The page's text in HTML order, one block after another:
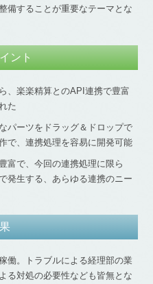
備することが重要なテーマとな
ント
、楽楽精算とのAPI連携で豊富
た
パーツをドラッグ＆ドロップで
で、連携処理を容易に開発可能
富で、今回の連携処理に限ら
発生する、あらゆる連携のニー
働。トラブルによる経理部の業
る対処の必要性なども皆無とな